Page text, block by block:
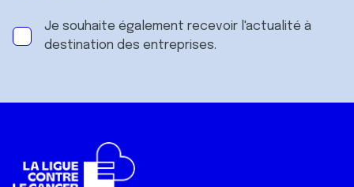
Je souhaite également recevoir l'actualité à
destination des entreprises.